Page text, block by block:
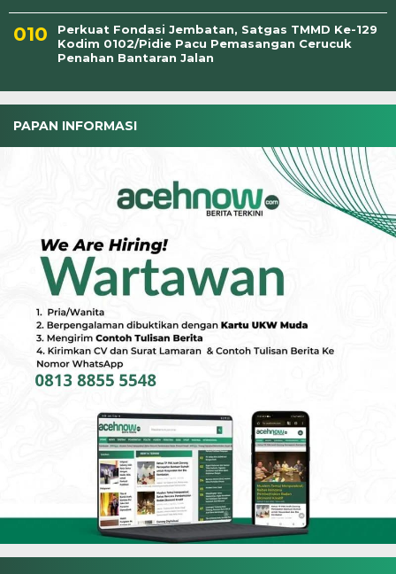
Perkuat Fondasi Jembatan, Satgas TMMD Ke-129
Kodim 0102/Pidie Pacu Pemasangan Cerucuk
Penahan Bantaran Jalan
PAPAN INFORMASI